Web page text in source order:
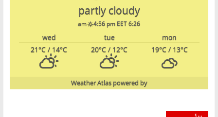
partly cloudy
6:26 am
4:56 pm EET
mon
tue
wed
19°C/ 13°C
20°C / 12°C
21°C / 14°C
powered by
Weather Atlas